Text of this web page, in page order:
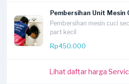
Pembersihan Unit Mesin
Pembersihan mesin cuci
part kecil
Rp450.000
Lihat daftar harga